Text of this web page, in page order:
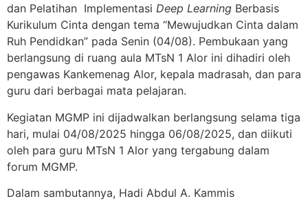
dan Pelatihan Implementasi Deep Learning Berbasis
Kurikulum Cinta dengan tema “Mewujudkan Cinta dalam
Ruh Pendidkan” pada Senin (04/08). Pembukaan yang
berlangsung di ruang aula MTsN 1 Alor ini dihadiri oleh
pengawas Kankemenag Alor, kepala madrasah, dan para
guru dari berbagai mata pelajaran.
Kegiatan MGMP ini dijadwalkan berlangsung selama tiga
hari, mulai 04/08/2025 hingga 06/08/2025, dan diikuti
oleh para guru MTsN 1 Alor yang tergabung dalam
forum MGMP.
Dalam sambutannya, Hadi Abdul A. Kammis